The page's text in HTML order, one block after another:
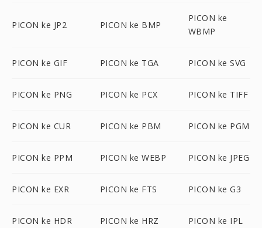
PICON ke JP2 PICON ke BMP
PICON ke
WBMP
PICON ke GIF PICON ke TGA PICON ke SVG
PICON ke PNG PICON ke PCX PICON ke TIFF
PICON ke CUR PICON ke PBM PICON ke PGM
PICON ke PPM PICON ke WEBP PICON ke JPEG
PICON ke EXR PICON ke FTS PICON ke G3
PICON ke HDR PICON ke HRZ PICON ke IPL